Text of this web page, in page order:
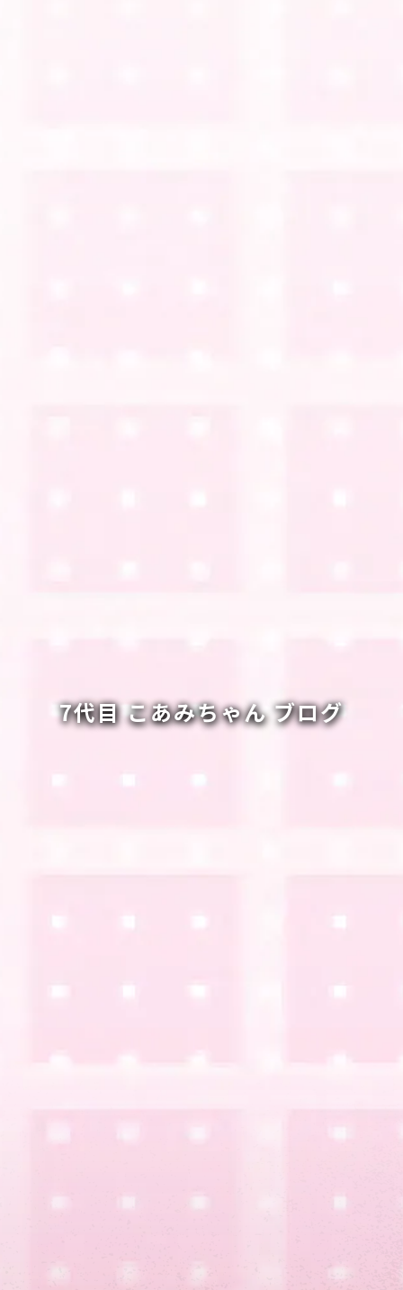
7代目 こあみちゃん ブログ